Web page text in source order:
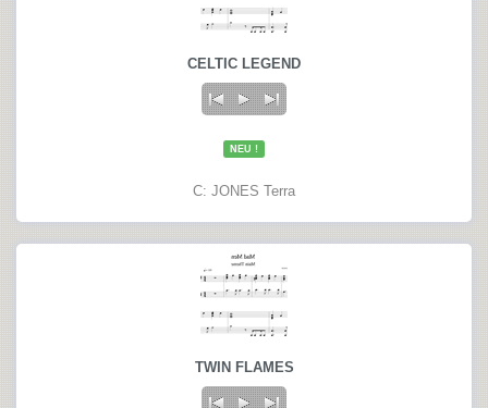
CELTIC LEGEND
NEU !
C: JONES Terra
TWIN FLAMES